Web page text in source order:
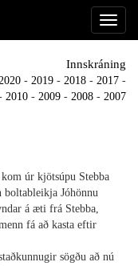
Innskráning
- 2019 - 2018 - 2017 -
2010 - 2009 - 2008 - 2007
úr kjötsúpu Stebba
Jóhönnu
á æti frá Stebba,
fá að kasta eftir
sögðu að nú